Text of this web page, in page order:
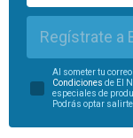
Regístrate a
Al someter tu
Condiciones de El
especiales de
Podrás optar